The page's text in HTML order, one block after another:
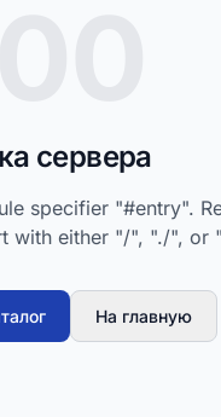
сервера
specifier "#entry".
with either "/", "./", or
На главную